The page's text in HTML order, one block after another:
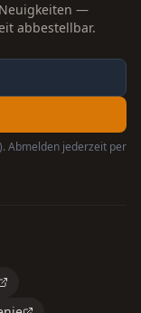
—
abbestellbar.
Abmelden jederzeit per